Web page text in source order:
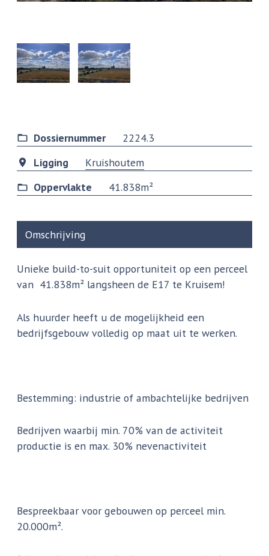
Dossiernummer
2224.3
Ligging
Kruishoutem
Oppervlakte
41.838m²
Omschrijving
Unieke build-to-suit opportuniteit op een perceel
van 41.838m² langsheen de E17 te Kruisem!
Als huurder heeft u de mogelijkheid een
bedrijfsgebouw volledig op maat uit te werken.
Bestemming: industrie of ambachtelijke bedrijven
Bedrijven waarbij min. 70% van de activiteit
productie is en max. 30% nevenactiviteit
Bespreekbaar voor gebouwen op perceel min.
20.000m².